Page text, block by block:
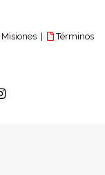
| Términos
Instagram